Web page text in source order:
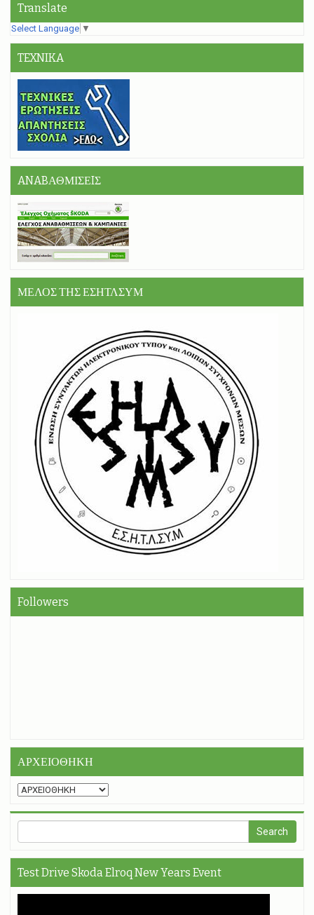
Translate
Select Language ▼
TEXNIKA
ANABΑΘΜΙΣΕIΣ
ΜΕΛΟΣ ΤΗΣ ΕΣΗΤΛΣΥΜ
Followers
ΑΡΧΕΙΟΘΗΚΗ
Test Drive Skoda Elroq New Years Event